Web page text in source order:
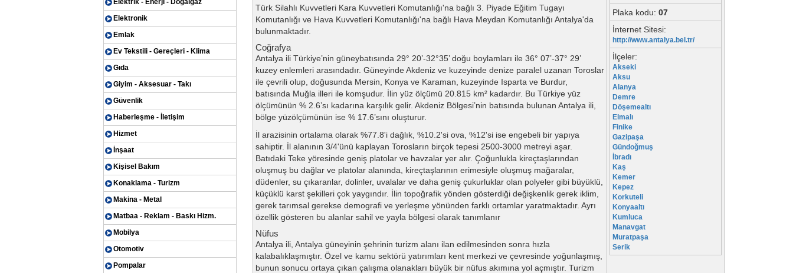
Elektronik
Emlak
Ev Tekstili - Gereçleri - Klima
Gıda
Giyim - Aksesuar - Takı
Güvenlik
Haberleşme - İletişim
Hizmet
İnşaat
Kişisel Bakım
Konaklama - Turizm
Makina - Metal
Matbaa - Reklam - Baskı Hizm.
Mobilya
Otomotiv
Pompalar
Türk Silahlı Kuvvetleri Kara Kuvvetleri Komutanlığı'na bağlı 3. Piyade Eğitim Tugayı
Komutanlığı ve Hava Kuvvetleri Komutanlığı'na bağlı Hava Meydan Komutanlığı Antalya'da
bulunmaktadır.
Coğrafya
Antalya ili Türkiye’nin güneybatısında 29° 20’-32°35’ doğu boylamları ile 36° 07’-37° 29’
kuzey enlemleri arasındadır. Güneyinde Akdeniz ve kuzeyinde denize paralel uzanan Toroslar
ile çevrili olup, doğusunda Mersin, Konya ve Karaman, kuzeyinde Isparta ve Burdur,
batısında Muğla illeri ile komşudur. İlin yüz ölçümü 20.815 km² kadardır. Bu Türkiye yüz
ölçümünün % 2.6’sı kadarına karşılık gelir. Akdeniz Bölgesi’nin batısında bulunan Antalya ili,
bölge yüzölçümünün ise % 17.6’sını oluşturur.
İl arazisinin ortalama olarak %77.8'i dağlık, %10.2'si ova, %12'si ise engebeli bir yapıya
sahiptir. İl alanının 3/4'ünü kaplayan Torosların birçok tepesi 2500-3000 metreyi aşar.
Batıdaki Teke yöresinde geniş platolar ve havzalar yer alır. Çoğunlukla kireçtaşlarından
oluşmuş bu dağlar ve platolar alanında, kireçtaşlarının erimesiyle oluşmuş mağaralar,
düdenler, su çıkaranlar, dolinler, uvalalar ve daha geniş çukurluklar olan polyeler gibi büyüklü,
küçüklü karst şekilleri çok yaygındır. İlin topoğrafik yönden gösterdiği değişkenlik gerek iklim,
gerek tarımsal gerekse demografi ve yerleşme yönünden farklı ortamlar yaratmaktadır. Ayrı
özellik gösteren bu alanlar sahil ve yayla bölgesi olarak tanımlanır
Nüfus
Antalya ili, Antalya güneyinin şehrinin turizm alanı ilan edilmesinden sonra hızla
kalabalıklaşmıştır. Özel ve kamu sektörü yatırımları kent merkezi ve çevresinde yoğunlaşmış,
bunun sonucu ortaya çıkan çalışma olanakları büyük bir nüfus akımına yol açmıştır. Turizm
Plaka kodu: 07
İnternet Sitesi:
http://www.antalya.bel.tr/
İlçeler:
Akseki
Aksu
Alanya
Demre
Döşemealtı
Elmalı
Finike
Gazipaşa
Gündoğmuş
İbradı
Kaş
Kemer
Kepez
Korkuteli
Konyaaltı
Kumluca
Manavgat
Muratpaşa
Serik